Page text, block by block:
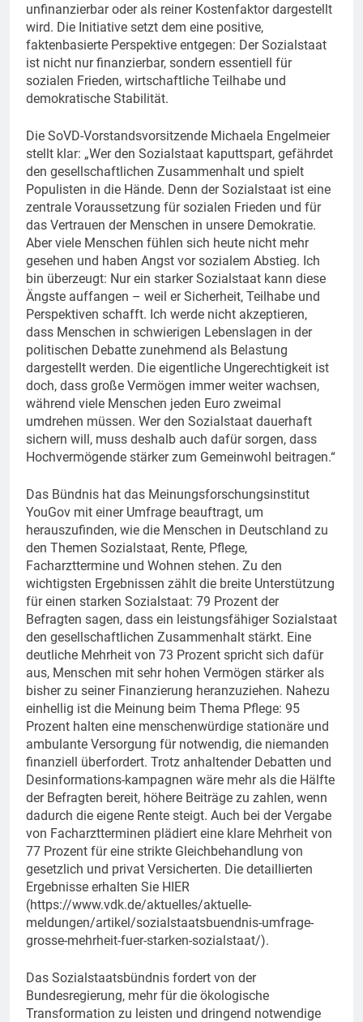
unfinanzierbar oder als reiner Kostenfaktor dargestellt
wird. Die Initiative setzt dem eine positive,
faktenbasierte Perspektive entgegen: Der Sozialstaat
ist nicht nur finanzierbar, sondern essentiell für
sozialen Frieden, wirtschaftliche Teilhabe und
demokratische Stabilität.
Die SoVD-Vorstandsvorsitzende Michaela Engelmeier
stellt klar: „Wer den Sozialstaat kaputtspart, gefährdet
den gesellschaftlichen Zusammenhalt und spielt
Populisten in die Hände. Denn der Sozialstaat ist eine
zentrale Voraussetzung für sozialen Frieden und für
das Vertrauen der Menschen in unsere Demokratie.
Aber viele Menschen fühlen sich heute nicht mehr
gesehen und haben Angst vor sozialem Abstieg. Ich
bin überzeugt: Nur ein starker Sozialstaat kann diese
Ängste auffangen – weil er Sicherheit, Teilhabe und
Perspektiven schafft. Ich werde nicht akzeptieren,
dass Menschen in schwierigen Lebenslagen in der
politischen Debatte zunehmend als Belastung
dargestellt werden. Die eigentliche Ungerechtigkeit ist
doch, dass große Vermögen immer weiter wachsen,
während viele Menschen jeden Euro zweimal
umdrehen müssen. Wer den Sozialstaat dauerhaft
sichern will, muss deshalb auch dafür sorgen, dass
Hochvermögende stärker zum Gemeinwohl beitragen.“
Das Bündnis hat das Meinungsforschungsinstitut
YouGov mit einer Umfrage beauftragt, um
herauszufinden, wie die Menschen in Deutschland zu
den Themen Sozialstaat, Rente, Pflege,
Facharzttermine und Wohnen stehen. Zu den
wichtigsten Ergebnissen zählt die breite Unterstützung
für einen starken Sozialstaat: 79 Prozent der
Befragten sagen, dass ein leistungsfähiger Sozialstaat
den gesellschaftlichen Zusammenhalt stärkt. Eine
deutliche Mehrheit von 73 Prozent spricht sich dafür
aus, Menschen mit sehr hohen Vermögen stärker als
bisher zu seiner Finanzierung heranzuziehen. Nahezu
einhellig ist die Meinung beim Thema Pflege: 95
Prozent halten eine menschenwürdige stationäre und
ambulante Versorgung für notwendig, die niemanden
finanziell überfordert. Trotz anhaltender Debatten und
Desinformations-kampagnen wäre mehr als die Hälfte
der Befragten bereit, höhere Beiträge zu zahlen, wenn
dadurch die eigene Rente steigt. Auch bei der Vergabe
von Facharztterminen plädiert eine klare Mehrheit von
77 Prozent für eine strikte Gleichbehandlung von
gesetzlich und privat Versicherten. Die detaillierten
Ergebnisse erhalten Sie HIER
(https://www.vdk.de/aktuelles/aktuelle-
meldungen/artikel/sozialstaatsbuendnis-umfrage-
grosse-mehrheit-fuer-starken-sozialstaat/).
Das Sozialstaatsbündnis fordert von der
Bundesregierung, mehr für die ökologische
Transformation zu leisten und dringend notwendige